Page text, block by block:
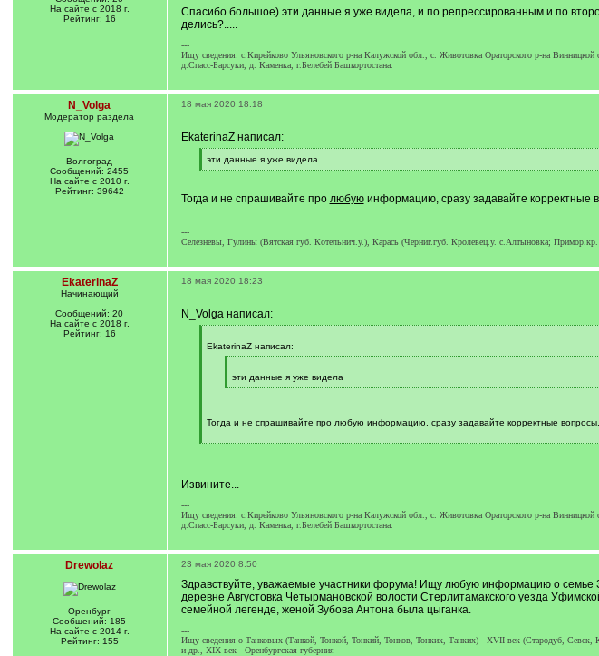
На сайте с 2018 г.
Рейтинг: 16
Спасибо большое) эти данные я уже видела, и по репрессированным и по
делись?.....
---
Ищу сведения: с.Кирейково Ульяновского р-на Калужской обл., с. Животовка Ораторского р-на
д.Спасс-Барсуки, д. Каменка, г.Белебей Башкортостана.
N_Volga
Модератор раздела
Волгоград
Сообщений: 2455
На сайте с 2010 г.
Рейтинг: 39642
18 мая 2020 18:18
EkaterinaZ написал:
[
q
эти данные я уже видела
[
]
Тогда и не спрашивайте про любуюинформацию, сразу задавайте корректные
---
Селезневы, Гулины (Вятская губ. Котельнич.у.), Карась (Черниг.губ. Кролевец.у. с.Алтыновка;
EkaterinaZ
Начинающий
Сообщений: 20
На сайте с 2018 г.
Рейтинг: 16
18 мая 2020 18:23
N_Volga написал:
q
EkaterinaZ написал:
q
]
эти данные я уже видела
[
Тогда и не спрашивайте про любую информацию, сразу задавайте корректные вопросы.
[
Извините...
---
Ищу сведения: с.Кирейково Ульяновского р-на Калужской обл., с. Животовка Ораторского р-на
д.Спасс-Барсуки, д. Каменка, г.Белебей Башкортостана.
Drewolaz
Оренбург
Сообщений: 185
На сайте с 2014 г.
Рейтинг: 155
23 мая 2020 8:50
Здравствуйте, уважаемые участники форума! Ищу любую информацию о семье
деревне Августовка Четырмановской волости Стерлитамакского уезда
семейной легенде, женой Зубова Антона была цыганка.
---
Ищу сведения о Танковых (Танкой, Тонкой, Тонкий, Тонков, Тонких, Танких) - XVII век (Стародуб,
и др., XIX век - Оренбургская губерния